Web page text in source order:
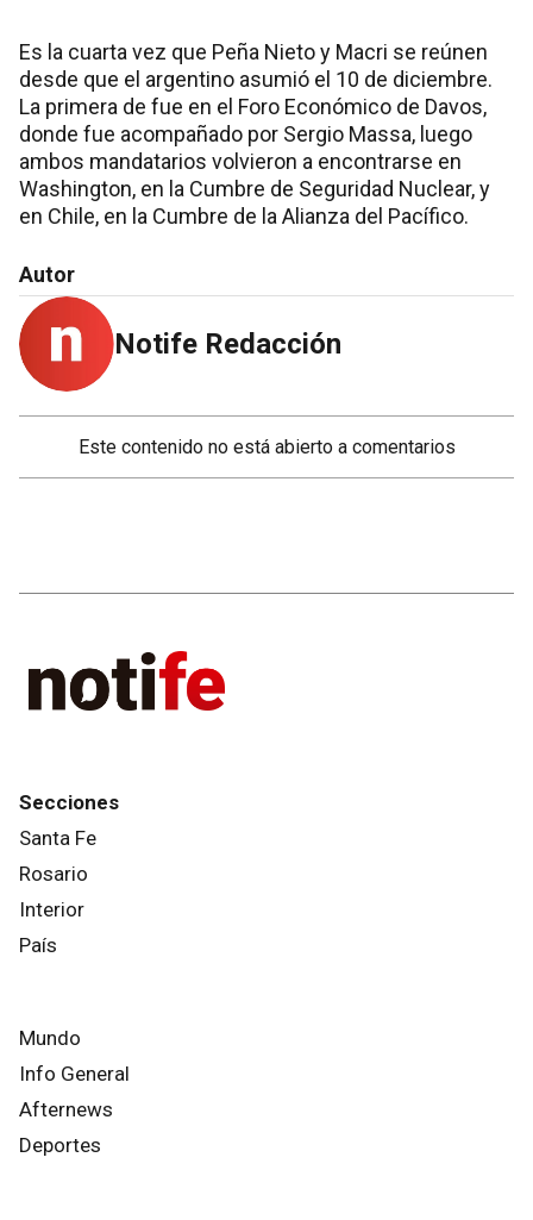
Es la cuarta vez que Peña Nieto y Macri se reúnen
desde que el argentino asumió el 10 de diciembre.
La primera de fue en el Foro Económico de Davos,
donde fue acompañado por Sergio Massa, luego
ambos mandatarios volvieron a encontrarse en
Washington, en la Cumbre de Seguridad Nuclear, y
en Chile, en la Cumbre de la Alianza del Pacífico.
Autor
Notife Redacción
Este contenido no está abierto a comentarios
Secciones
Santa Fe
Rosario
Interior
País
Mundo
Info General
Afternews
Deportes